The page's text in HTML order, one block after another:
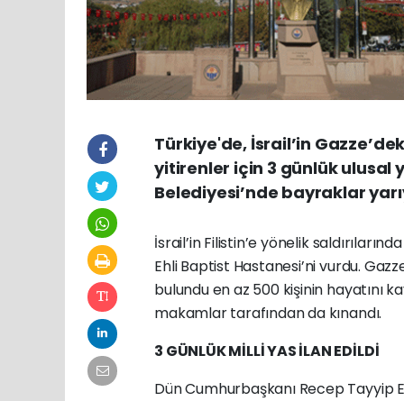
Türkiye'de, İsrail’in
yitirenler için 3 günlük ulusal
Belediyesi’nde bayraklar
İsrail’in Filistin’e yönelik
Ehli Baptist Hastanesi’ni vurdu.
bulundu en az 500 kişinin hayatını
makamlar tarafından da kınandı.
3 GÜNLÜK MİLLİ YAS İLAN EDİLDİ
Dün Cumhurbaşkanı Recep Tayyip